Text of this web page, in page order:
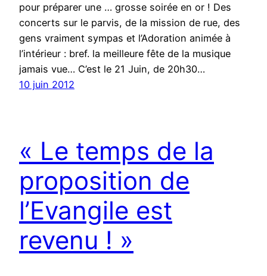
pour préparer une … grosse soirée en or ! Des
concerts sur le parvis, de la mission de rue, des
gens vraiment sympas et l’Adoration animée à
l’intérieur : bref. la meilleure fête de la musique
jamais vue… C’est le 21 Juin, de 20h30…
10 juin 2012
« Le temps de la
proposition de
l’Evangile est
revenu ! »